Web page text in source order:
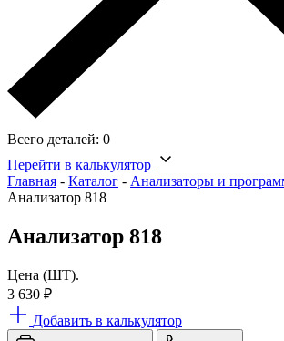
Всего деталей: 0
Перейти в калькулятор
Главная - Каталог - Анализаторы и
Анализатор 818
Анализатор 818
Цена (ШТ).
3 630 ₽
Добавить в калькулятор